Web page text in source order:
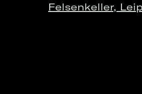
Felsenkeller,